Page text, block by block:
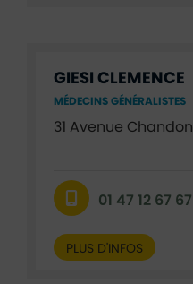
GIESI CLEMENCE
MÉDECINS GÉNÉRALISTES
31 Avenue Chandon
01 47 12 67 67
PLUS D'INFOS